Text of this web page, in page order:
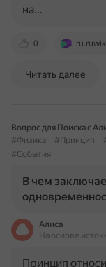
0
на…
Читать далее
Вопрос для Поиска с
#Физика
#Принцип
#События
В чем
Алиса
На основе
Принцип